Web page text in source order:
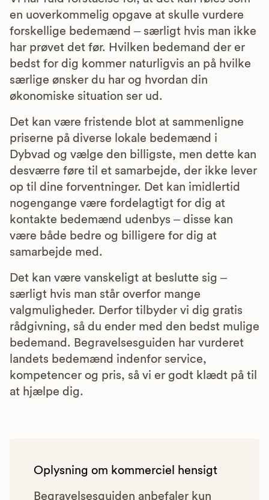
en uoverkommelig opgave at skulle vurdere
forskellige bedemænd – særligt hvis man ikke
har prøvet det før. Hvilken bedemand der er
bedst for dig kommer naturligvis an på hvilke
særlige ønsker du har og hvordan din
økonomiske situation ser ud.
Det kan være fristende blot at sammenligne
priserne på diverse lokale bedemænd i
Dybvad og vælge den billigste, men dette kan
desværre føre til et samarbejde, der ikke lever
op til dine forventninger. Det kan imidlertid
nogengange være fordelagtigt for dig at
kontakte bedemænd udenbys – disse kan
være både bedre og billigere for dig at
samarbejde med.
Det kan være vanskeligt at beslutte sig –
særligt hvis man står overfor mange
valgmuligheder. Derfor tilbyder vi dig gratis
rådgivning, så du ender med den bedst mulige
bedemand. Begravelsesguiden har vurderet
landets bedemænd indenfor service,
kompetencer og pris, så vi er godt klædt på til
at hjælpe dig.
Oplysning om kommerciel hensigt
Begravelsesguiden anbefaler kun